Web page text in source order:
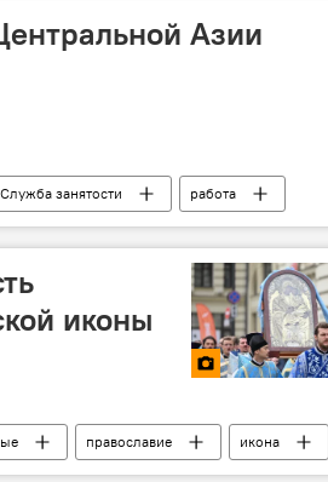
Азии
Служба занятости
работа
иконы
православие
икона